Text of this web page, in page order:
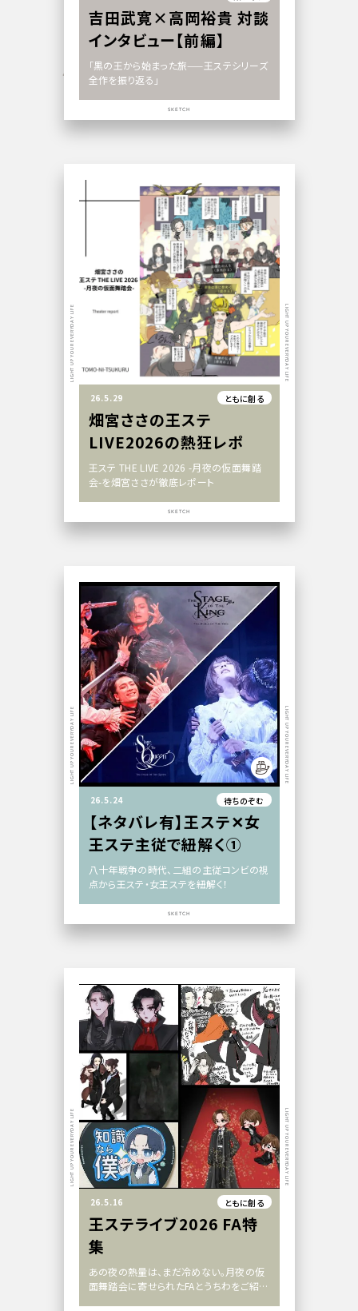
吉田武寛×高岡裕貴 対談
インタビュー【前編】
「黒の王から始まった旅——王ステシリーズ
全作を振り返る」
SKETCH
26.5.29 ともに創る
畑宮ささの王ステ
LIVE2026の熱狂レポ
王ステ THE LIVE 2026 -月夜の仮面舞踏
会-を畑宮ささが徹底レポート
LIGHT UP YOUR EVERYDAY LIFE LIGHT UP YOUR EVERYDAY LIFE
SKETCH
26.5.24 待ちのぞむ
【ネタバレ有】王ステ✕女
王ステ主従で紐解く①
八十年戦争の時代、二組の主従コンビの視
点から王ステ・女王ステを紐解く！
LIGHT UP YOUR EVERYDAY LIFE LIGHT UP YOUR EVERYDAY LIFE
SKETCH
26.5.16 ともに創る
王ステライブ2026 FA特
集
あの夜の熱量は、まだ冷めない。月夜の仮
面舞踏会に寄せられたFAとうちわをご紹介
LIGHT UP YOUR EVERYDAY LIFE LIGHT UP YOUR EVERYDAY LIFE